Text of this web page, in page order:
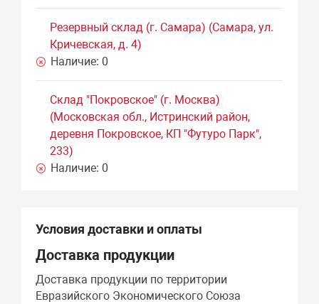
Резервный склад (г. Самара) (Самара, ул.
Кричевская, д. 4)
Наличие: 0
Склад "Покровское" (г. Москва)
(Московская обл., Истринский район,
деревня Покровское, КП "Футуро Парк",
233)
Наличие: 0
Условия доставки и оплаты
Доставка продукции
Доставка продукции по территории
Евразийского Экономического Союза